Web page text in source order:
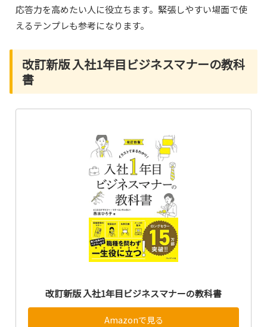
応答力を高めたい人に役立ちます。緊張しやすい場面で使
えるテンプレも参考になります。
改訂新版 入社1年目ビジネスマナーの教科
書
改訂新版 入社1年目ビジネスマナーの教科書
Amazonで見る